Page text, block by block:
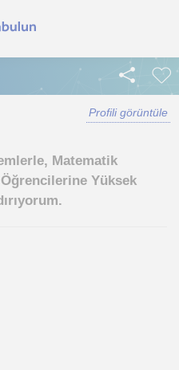
Profili görüntüle
Matematik
Yüksek